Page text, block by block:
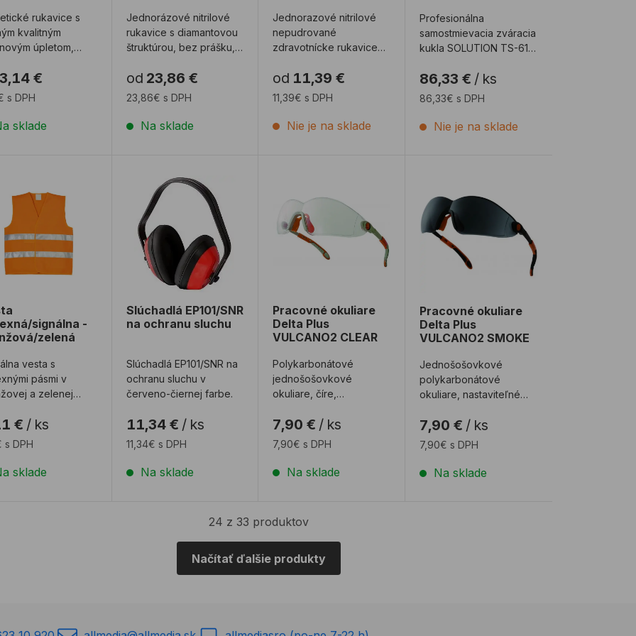
rukavice s
kvalitným
úpletom,
vrstva
...
3,14 €
s DPH
sklade
Jednorázové nitrilové
rukavice s diamantovou
štruktúrou, bez prášku,
odolnos ...
od 23,86 €
23,86€ s DPH
Na sklade
Jednorazové nitrilové
nepudrované
zdravotnícke rukavice
vysokou citlivosťou pre
presnej ...
od 11,39 €
11,39€ s DPH
Nie je na sklade
Profesionálna
samostmievacia zváracia
kukla SOLUTION TS-616
a motívom americké ...
86,33 € / ks
86,33€ s DPH
Nie je na sklade
reflexná/signálna - oranžová/zelená
signálna -
zelená
vesta s
pásmi v
a zelenej
€ / ks
s DPH
sklade
Slúchadlá EP101/SNR na ochranu sluchu
Slúchadlá EP101/SNR
na ochranu sluchu
Slúchadlá EP101/SNR na
ochranu sluchu v
červeno-čiernej farbe.
11,34 € / ks
11,34€ s DPH
Na sklade
Pracovné okuliare
Delta Plus
VULCANO2 CLEAR
Polykarbonátové
jednošošovkové
okuliare, číre,
oboch smeroch,
rozšírené konce ...
7,90 € / ks
7,90€ s DPH
Na sklade
Pracovné okuliare
Delta Plus
VULCANO2 SMOKE
Jednošošovkové
polykarbonátové
okuliare, nastaviteľné
smeroch, rozšírené
konce boční ...
7,90 € / ks
7,90€ s DPH
Na sklade
24 z 33 produktov
Načítať ďalšie produkty